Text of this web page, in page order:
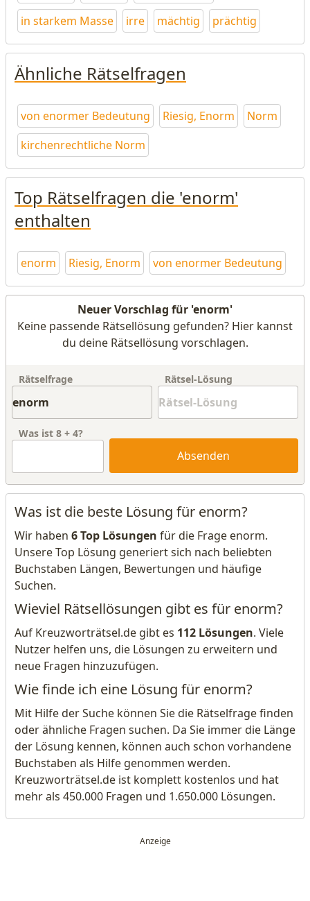
in starkem Masse
irre mächtig prächtig
Ähnliche Rätselfragen
von enormer Bedeutung Riesig, Enorm
Norm
kirchenrechtliche Norm
Top Rätselfragen die 'enorm'
enthalten
enorm Riesig, Enorm von enormer Bedeutung
Neuer Vorschlag für 'enorm'
Keine passende Rätsellösung gefunden? Hier kannst
du deine Rätsellösung vorschlagen.
Rätselfrage Rätsel-Lösung
Was ist 8 + 4?
Absenden
Was ist die beste Lösung für enorm?
Wir haben 6 Top Lösungen für die Frage enorm.
Unsere Top Lösung generiert sich nach beliebten
Buchstaben Längen, Bewertungen und häufige
Suchen.
Wieviel Rätsellösungen gibt es für enorm?
Auf Kreuzworträtsel.de gibt es 112 Lösungen. Viele
Nutzer helfen uns, die Lösungen zu erweitern und
neue Fragen hinzuzufügen.
Wie finde ich eine Lösung für enorm?
Mit Hilfe der Suche können Sie die Rätselfrage finden
oder ähnliche Fragen suchen. Da Sie immer die Länge
der Lösung kennen, können auch schon vorhandene
Buchstaben als Hilfe genommen werden.
Kreuzworträtsel.de ist komplett kostenlos und hat
mehr als 450.000 Fragen und 1.650.000 Lösungen.